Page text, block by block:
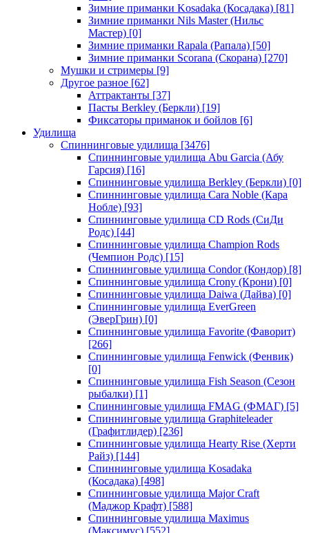
Зимние приманки Kosadaka (Косадака) [81]
Зимние приманки Nils Master (Нильс
Мастер) [0]
Зимние приманки Rapala (Рапала) [50]
Зимние приманки Scorana (Скорана) [270]
Мушки и стримеры [9]
Другое разное [62]
Аттрактанты [37]
Пасты Berkley (Беркли) [19]
Фиксаторы приманок и бойлов [6]
Удилища
Спиннинговые удилища [3476]
Спиннинговые удилища Abu Garcia (Абу
Гарсия) [16]
Спиннинговые удилища Berkley (Беркли) [0]
Спиннинговые удилища Cara Noble (Кара
Нобле) [93]
Спиннинговые удилища CD Rods (СиДи
Родс) [44]
Спиннинговые удилища Champion Rods
(Чемпион Родс) [15]
Спиннинговые удилища Condor (Кондор) [8]
Спиннинговые удилища Crony (Крони) [0]
Спиннинговые удилища Daiwa (Дайва) [0]
Спиннинговые удилища EverGreen
(ЭверГрин) [0]
Спиннинговые удилища Favorite (Фаворит)
[266]
Спиннинговые удилища Fenwick (Фенвик)
[0]
Спиннинговые удилища Fish Season (Сезон
рыбалки) [1]
Спиннинговые удилища FMAG (ФМАГ) [5]
Спиннинговые удилища Graphiteleader
(Графитлидер) [236]
Спиннинговые удилища Hearty Rise (Херти
Райз) [144]
Спиннинговые удилища Kosadaka
(Косадака) [498]
Спиннинговые удилища Major Craft
(Маджор Крафт) [588]
Спиннинговые удилища Maximus